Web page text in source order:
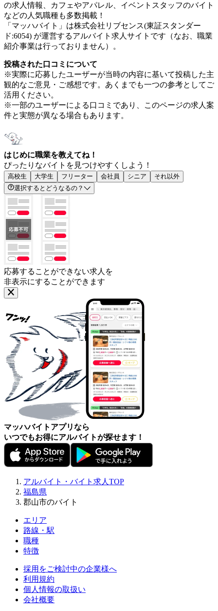
の求人情報、カフェやアパレル、イベントスタッフのバイト
などの人気職種も多数掲載！
「マッハバイト」は株式会社リブセンス(東証スタンダー
ド:6054) が運営するアルバイト求人サイトです（なお、職業
紹介事業は行っておりません）。
投稿された口コミについて
※実際に応募したユーザーが当時の内容に基いて投稿した主
観的なご意見・ご感想です。あくまでも一つの参考としてご
活用ください。
※一部のユーザーによる口コミであり、このページの求人案
件と実態が異なる場合もあります。
はじめに職業を教えてね！
ぴったりなバイトを見つけやすくしよう！
高校生 大学生 フリーター 会社員 シニア
それ以外
選択するとどうなるの？
応募することができない求人を
非表示にすることができます
マッハバイトアプリなら
いつでもお得にアルバイトが探せます！
アルバイト・バイト求人TOP
福島県
郡山市のバイト
エリア
路線・駅
職種
特徴
採用をご検討中の企業様へ
利用規約
個人情報の取扱い
会社概要